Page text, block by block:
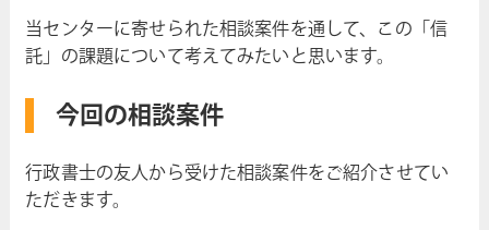
当センターに寄せられた相談案件を通して、この「信
託」の課題について考えてみたいと思います。
今回の相談案件
行政書士の友人から受けた相談案件をご紹介させてい
ただきます。